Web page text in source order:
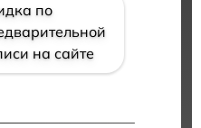
по
на сайте